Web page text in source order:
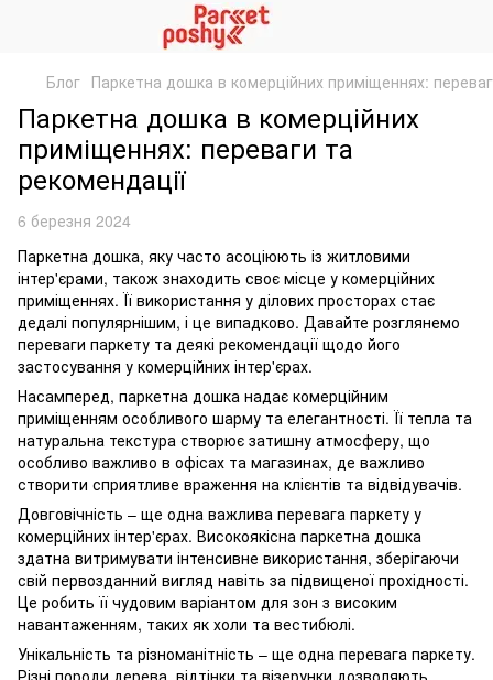
Блог Паркетна дошка в комерційних приміщеннях:
Паркетна дошка в комерційних
приміщеннях: переваги та
рекомендації
6 березня 2024
Паркетна дошка, яку часто асоціюють із житловими
інтер'єрами, також знаходить своє місце у комерційних
приміщеннях. Її використання у ділових просторах стає
дедалі популярнішим, і це випадково. Давайте розглянемо
переваги паркету та деякі рекомендації щодо його
застосування у комерційних інтер'єрах.
Насамперед, паркетна дошка надає комерційним
приміщенням особливого шарму та елегантності. Її тепла та
натуральна текстура створює затишну атмосферу, що
особливо важливо в офісах та магазинах, де важливо
створити сприятливе враження на клієнтів та відвідувачів.
Довговічність – ще одна важлива перевага паркету у
комерційних інтер'єрах. Високоякісна паркетна дошка
здатна витримувати інтенсивне використання, зберігаючи
свій первозданний вигляд навіть за підвищеної прохідності.
Це робить її чудовим варіантом для зон з високим
навантаженням, таких як холи та вестибюлі.
Унікальність та різноманітність – ще одна перевага паркету.
Різні породи дерева, відтінки та візерунки дозволяють